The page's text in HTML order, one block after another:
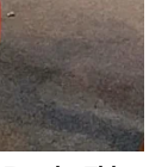
koju već
deluju
saradnju,